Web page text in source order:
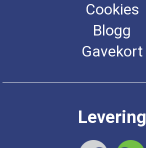
Cookies
Blogg
Gavekort
Levering